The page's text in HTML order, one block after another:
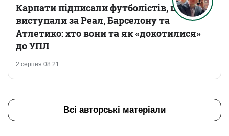
2 серпня 08:21
Карпати підписали футболістів, що
виступали за Реал, Барселону та
Атлетико: хто вони та як «докотилися»
до УПЛ
Всі авторські матеріали